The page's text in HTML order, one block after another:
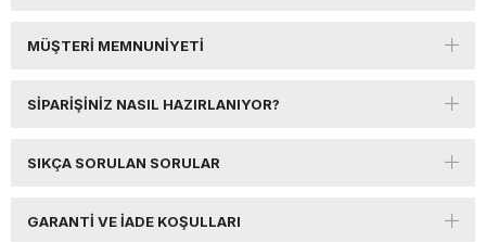
MÜŞTERI MEMNUNIYETI
SIPARIŞINIZ NASIL HAZIRLANIYOR?
SIKÇA SORULAN SORULAR
GARANTI VE İADE KOŞULLARI